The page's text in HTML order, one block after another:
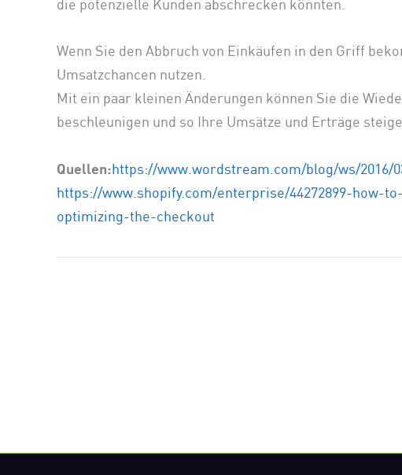
die potenzielle Kunden abschrecken könnten.
Wenn Sie den Abbruch von Einkäufen in den Griff
Umsatzchancen nutzen.
Mit ein paar kleinen Änderungen können Sie die
beschleunigen und so Ihre Umsätze und Erträge
Quellen:https://www.wordstream.com/blog/ws/2016/
https://www.shopify.com/enterprise/44272899-how-
optimizing-the-checkout